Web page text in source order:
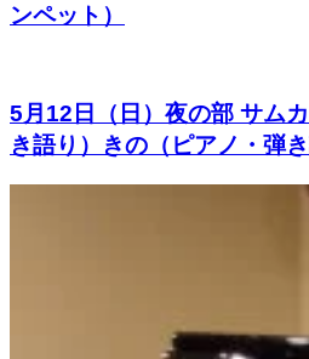
ンペット）
5月12日（日）夜の部 サム
き語り）きの（ピアノ・弾き